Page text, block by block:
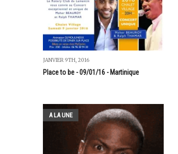
JANVIER 9TH, 2016
Place to be - 09/01/16 - Martinique
A LA UNE